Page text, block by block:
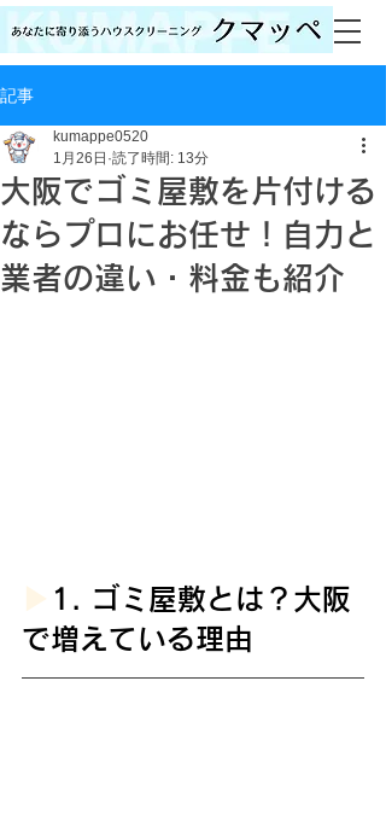
記事
大阪でゴミ屋敷を片付ける
ならプロにお任せ！自力と
業者の違い・料金も紹介
kumappe0520
1月26日 読了時間: 13分
▶︎ 1. ゴミ屋敷とは？大阪
で増えている理由